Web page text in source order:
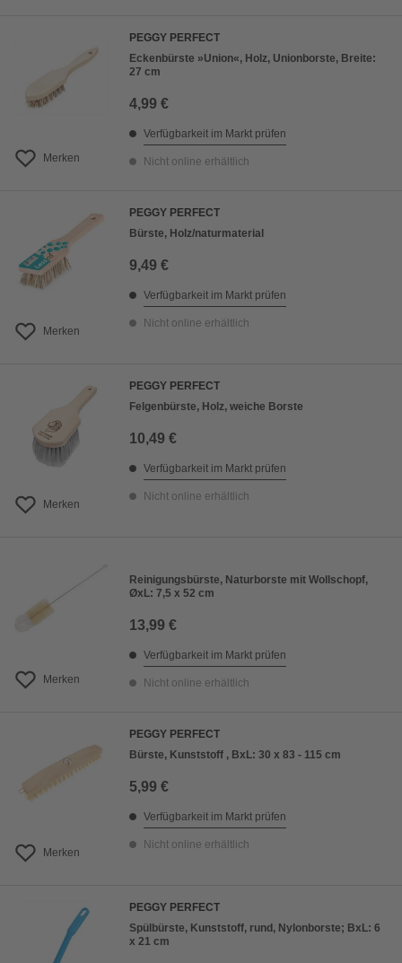
Merken
PEGGY PERFECT
Eckenbürste »Union«, Holz, Unionborste, Breite:
27 cm
4,99 €
Verfügbarkeit im Markt prüfen
Nicht online erhältlich
Merken
PEGGY PERFECT
Bürste, Holz/naturmaterial
9,49 €
Verfügbarkeit im Markt prüfen
Nicht online erhältlich
Merken
PEGGY PERFECT
Felgenbürste, Holz, weiche Borste
10,49 €
Verfügbarkeit im Markt prüfen
Nicht online erhältlich
Merken
Reinigungsbürste, Naturborste mit Wollschopf,
ØxL: 7,5 x 52 cm
13,99 €
Verfügbarkeit im Markt prüfen
Nicht online erhältlich
Merken
PEGGY PERFECT
Bürste, Kunststoff , BxL: 30 x 83 - 115 cm
5,99 €
Verfügbarkeit im Markt prüfen
Nicht online erhältlich
PEGGY PERFECT
Spülbürste, Kunststoff, rund, Nylonborste; BxL: 6
x 21 cm